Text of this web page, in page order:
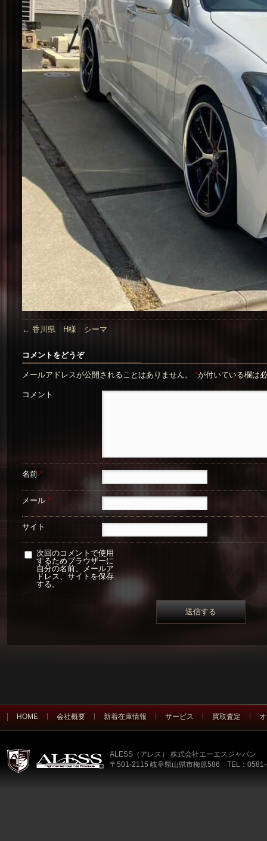
← 香川県 H様 シーマ
コメントをどうぞ
メールアドレスが公開されることはありません。 *が付いている欄は
コメント
名前 *
メール *
サイト
次回のコメントで使用
するためブラウザーに
自分の名前、メールア
ドレス、サイトを保存
する。
HOME 会社概要 新着在庫情報 サービス 買取査定
ALESS（アレス） 株式会社エーエスジャパン
〒501-2115 岐阜県山県市梅原586 TEL：